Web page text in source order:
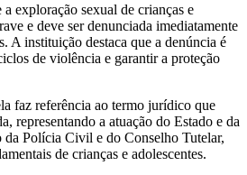
exploração sexual de crianças e
e deve ser denunciada imediatamente
A instituição destaca que a denúncia é
de violência e garantir a proteção
faz referência ao termo jurídico que
representando a atuação do Estado e da
da Polícia Civil e do Conselho Tutelar,
de crianças e adolescentes.